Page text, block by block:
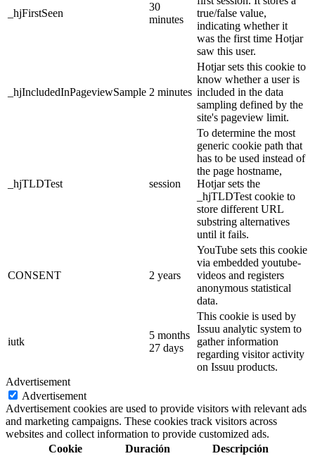
_hjFirstSeen
30
minutes
true/false value,
indicating whether it
was the first time Hotjar
saw this user.
_hjIncludedInPageviewSample 2 minutes
Hotjar sets this cookie to
know whether a user is
included in the data
sampling defined by the
site's pageview limit.
_hjTLDTest session
To determine the most
generic cookie path that
has to be used instead of
the page hostname,
Hotjar sets the
_hjTLDTest cookie to
store different URL
substring alternatives
until it fails.
CONSENT 2 years
YouTube sets this cookie
via embedded youtube-
videos and registers
anonymous statistical
data.
iutk
5 months
27 days
This cookie is used by
Issuu analytic system to
gather information
regarding visitor activity
on Issuu products.
Advertisement
Advertisement
Advertisement cookies are used to provide visitors with relevant ads
and marketing campaigns. These cookies track visitors across
websites and collect information to provide customized ads.
Cookie
Duración Descripción